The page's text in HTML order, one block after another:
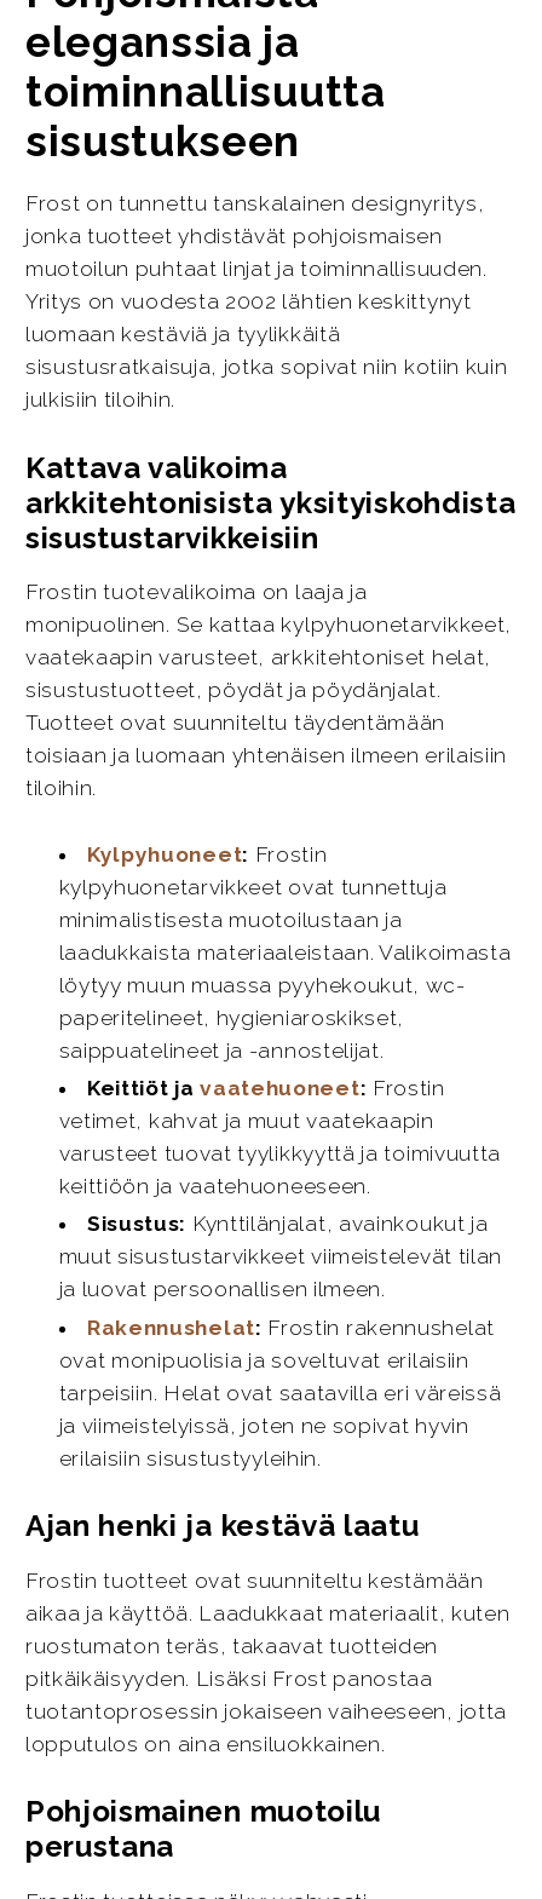
eleganssia ja
toiminnallisuutta
sisustukseen
Frost on tunnettu tanskalainen designyritys,
jonka tuotteet yhdistävät pohjoismaisen
muotoilun puhtaat linjat ja toiminnallisuuden.
Yritys on vuodesta 2002 lähtien keskittynyt
luomaan kestäviä ja tyylikkäitä
sisustusratkaisuja, jotka sopivat niin kotiin kuin
julkisiin tiloihin.
Kattava valikoima
arkkitehtonisista yksityiskohdista
sisustustarvikkeisiin
Frostin tuotevalikoima on laaja ja
monipuolinen. Se kattaa kylpyhuonetarvikkeet,
vaatekaapin varusteet, arkkitehtoniset helat,
sisustustuotteet, pöydät ja pöydänjalat.
Tuotteet ovat suunniteltu täydentämään
toisiaan ja luomaan yhtenäisen ilmeen erilaisiin
tiloihin.
Kylpyhuoneet: Frostin
kylpyhuonetarvikkeet ovat tunnettuja
minimalistisesta muotoilustaan ja
laadukkaista materiaaleistaan. Valikoimasta
löytyy muun muassa pyyhekoukut, wc-
paperitelineet, hygieniaroskikset,
saippuatelineet ja -annostelijat.
Keittiöt javaatehuoneet: Frostin
vetimet, kahvat ja muut vaatekaapin
varusteet tuovat tyylikkyyttä ja toimivuutta
keittiöön ja vaatehuoneeseen.
Sisustus: Kynttilänjalat, avainkoukut ja
muut sisustustarvikkeet viimeistelevät tilan
ja luovat persoonallisen ilmeen.
Rakennushelat: Frostin rakennushelat
ovat monipuolisia ja soveltuvat erilaisiin
tarpeisiin. Helat ovat saatavilla eri väreissä
ja viimeistelyissä, joten ne sopivat hyvin
erilaisiin sisustustyyleihin.
Ajan henki ja kestävä laatu
Frostin tuotteet ovat suunniteltu kestämään
aikaa ja käyttöä. Laadukkaat materiaalit, kuten
ruostumaton teräs, takaavat tuotteiden
pitkäikäisyyden. Lisäksi Frost panostaa
tuotantoprosessin jokaiseen vaiheeseen, jotta
lopputulos on aina ensiluokkainen.
Pohjoismainen muotoilu
perustana